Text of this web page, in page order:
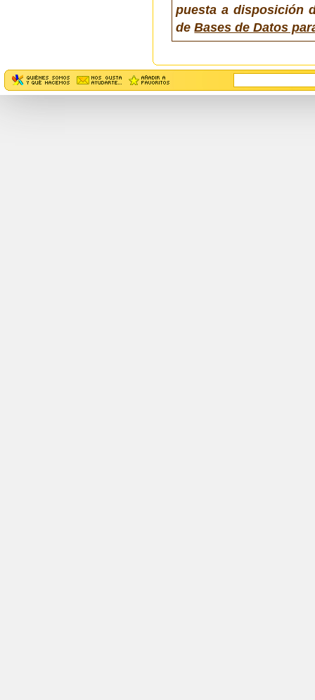
puesta a disposición
deBases de Datos